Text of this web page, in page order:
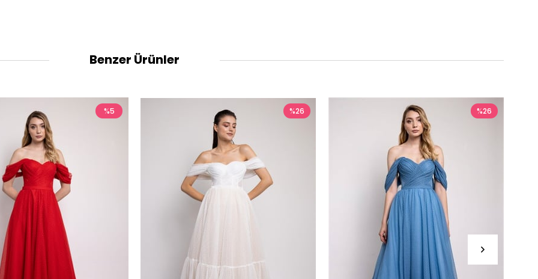
Benzer Ürünler
%5 %26 %26